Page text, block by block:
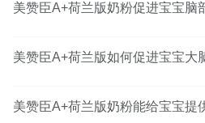
美赞臣A+荷兰版奶粉促进宝宝脑
美赞臣A+荷兰版如何促进宝宝大
美赞臣A+荷兰版奶粉能给宝宝提